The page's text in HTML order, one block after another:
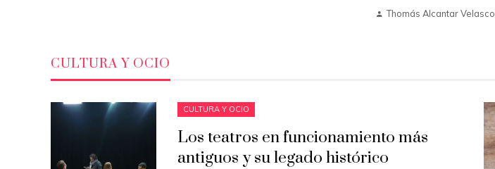
Thomás Alcantar Velasco
CULTURA Y OCIO
CULTURA Y OCIO
Los teatros en funcionamiento más
antiguos y su legado histórico